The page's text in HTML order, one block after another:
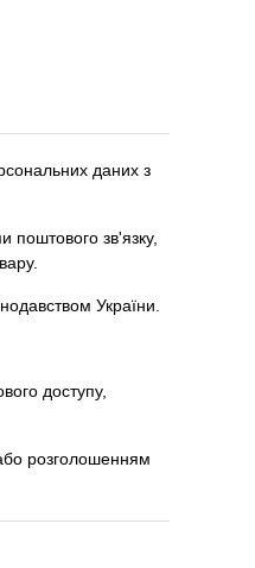
даних з
поштового зв'язку,
України.
доступу,
розголошенням